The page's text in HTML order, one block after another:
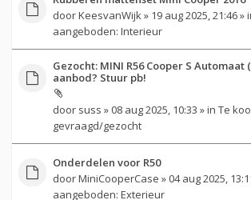
doorKeesvanWijk » 19 aug 2025, 21:46 »
aangeboden: Interieur
Gezocht: MINI R56 Cooper S
aanbod? Stuur pb!
door suss » 08 aug 2025, 10:33 » in Te
gevraagd/gezocht
Onderdelen voor R50
doorMiniCooperCase » 04 aug 2025,
aangeboden: Exterieur